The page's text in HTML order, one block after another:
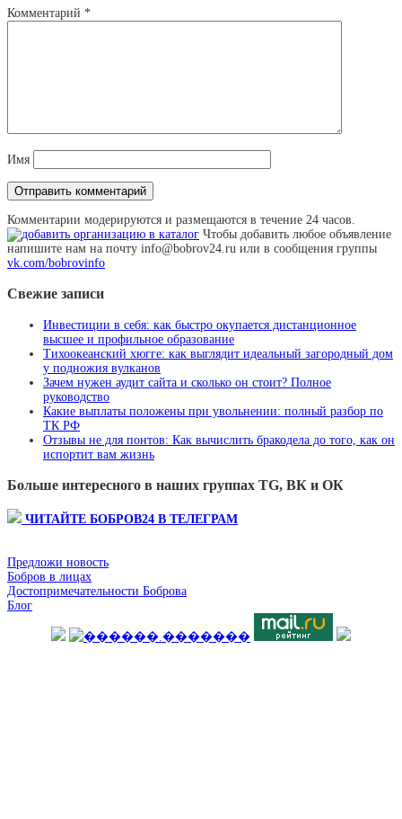
Комментарий *
Имя
Комментарии модерируются и размещаются в течение 24 часов.
Чтобы добавить любое объявление
напишите нам на почту info@bobrov24.ru или в сообщения группы
vk.com/bobrovinfo
Свежие записи
Инвестиции в себя: как быстро окупается дистанционное
высшее и профильное образование
Тихоокеанский хюгге: как выглядит идеальный загородный дом
у подножия вулканов
Зачем нужен аудит сайта и сколько он стоит? Полное
руководство
Какие выплаты положены при увольнении: полный разбор по
ТК РФ
Отзывы не для понтов: Как вычислить бракодела до того, как он
испортит вам жизнь
Больше интересного в наших группах TG, ВК и ОК
ЧИТАЙТЕ БОБРОВ24 В ТЕЛЕГРАМ
Предложи новость
Бобров в лицах
Достопримечательности Боброва
Блог